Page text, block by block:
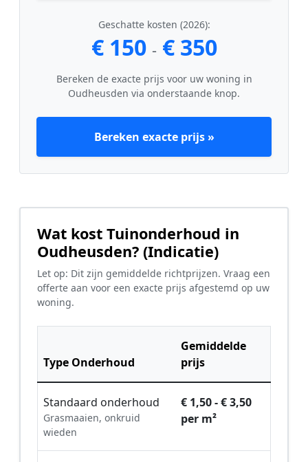
Geschatte kosten (2026):
€ 150 - € 350
Bereken de exacte prijs voor uw woning in
Oudheusden via onderstaande knop.
Bereken exacte prijs »
Wat kost Tuinonderhoud in
Oudheusden? (Indicatie)
Let op: Dit zijn gemiddelde richtprijzen. Vraag een
offerte aan voor een exacte prijs afgestemd op uw
woning.
Type Onderhoud
Gemiddelde
prijs
Standaard onderhoud
Grasmaaien, onkruid
wieden
€ 1,50 - € 3,50
per m²